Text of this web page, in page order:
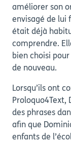
améliorer son
envisagé de lui
était déjà
comprendre.
bien choisi
de nouveau.
Lorsqu’ils ont
des phrases
afin que
enfants de